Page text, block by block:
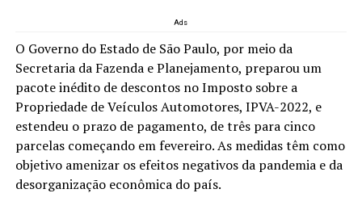
Ads
O Governo do Estado de São Paulo, por meio da
Secretaria da Fazenda e Planejamento, preparou um
pacote inédito de descontos no Imposto sobre a
Propriedade de Veículos Automotores, IPVA-2022, e
estendeu o prazo de pagamento, de três para cinco
parcelas começando em fevereiro. As medidas têm como
objetivo amenizar os efeitos negativos da pandemia e da
desorganização econômica do país.